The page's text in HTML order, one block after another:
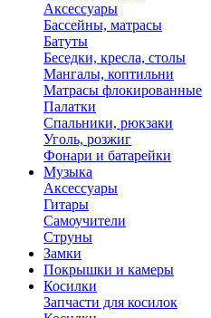
Аксессуары
Бассейны, матрасы
Батуты
Беседки, кресла, столы
Мангалы, коптильни
Матрасы флокированные
Палатки
Спальники, рюкзаки
Уголь, розжиг
Фонари и батарейки
Музыка
Аксессуары
Гитары
Самоучители
Струны
Замки
Покрышки и камеры
Косилки
Запчасти для косилок